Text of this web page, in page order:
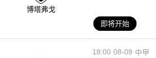
博塔弗戈
即将开始
08-09
18:00 中甲